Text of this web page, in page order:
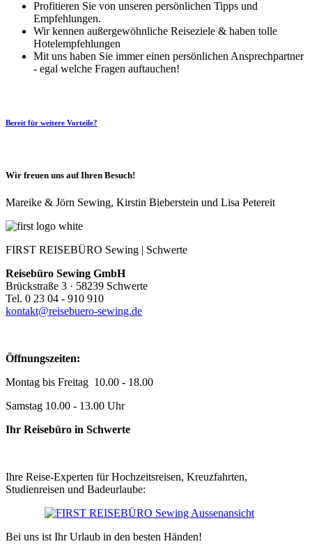
Profitieren Sie von unseren persönlichen Tipps und
Empfehlungen.
Wir kennen außergewöhnliche Reiseziele & haben tolle
Hotelempfehlungen
Mit uns haben Sie immer einen persönlichen Ansprechpartner
- egal welche Fragen auftauchen!
Bereit für weitere Vorteile?
Wir freuen uns auf Ihren Besuch!
Mareike & Jörn Sewing, Kirstin Bieberstein und Lisa Petereit
FIRST REISEBÜRO Sewing | Schwerte
Reisebüro Sewing GmbH
Brückstraße 3 · 58239 Schwerte
Tel. 0 23 04 - 910 910
kontakt@reisebuero-sewing.de
Öffnungszeiten:
Montag bis Freitag 10.00 - 18.00
Samstag 10.00 - 13.00 Uhr
Ihr Reisebüro in Schwerte
Ihre Reise-Experten für Hochzeitsreisen, Kreuzfahrten,
Studienreisen und Badeurlaube:
Bei uns ist Ihr Urlaub in den besten Händen!